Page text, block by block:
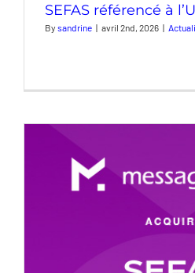
SEFAS référencé à
By sandrine | avril 2nd, 2026 |